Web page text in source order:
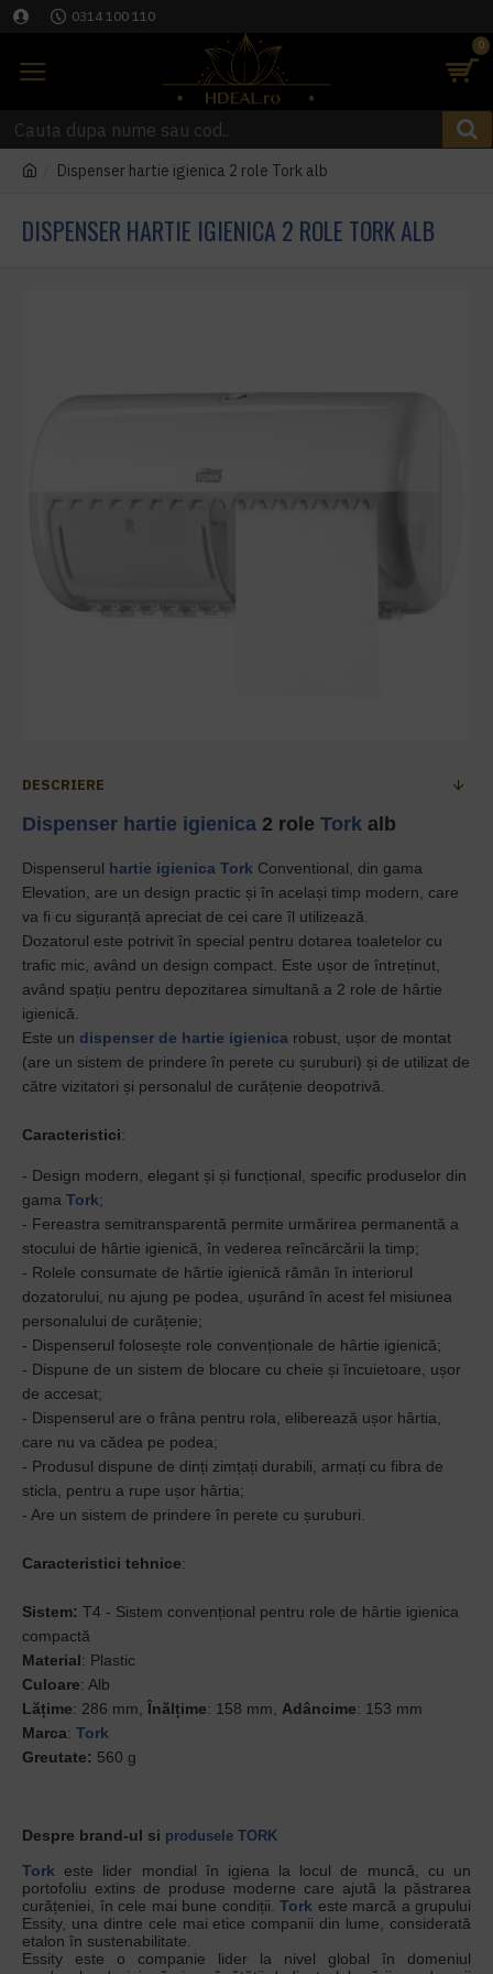
0314 100 110
0
Dispenser hartie igienica 2 role Tork alb
DISPENSER HARTIE IGIENICA 2 ROLE TORK ALB
DESCRIERE
Dispenser hartie igienica 2 role Tork alb
Dispenserul hartie igienica Tork Conventional, din gama
Elevation, are un design practic și în același timp modern, care
va fi cu siguranță apreciat de cei care îl utilizează.
Dozatorul este potrivit în special pentru dotarea toaletelor cu
trafic mic, având un design compact. Este ușor de întreținut,
având spațiu pentru depozitarea simultană a 2 role de hârtie
igienică.
Este un dispenser de hartie igienica robust, ușor de montat
(are un sistem de prindere în perete cu șuruburi) și de utilizat de
către vizitatori și personalul de curățenie deopotrivă.
Caracteristici:
- Design modern, elegant și și funcțional, specific produselor din
gama Tork;
- Fereastra semitransparentă permite urmărirea permanentă a
stocului de hârtie igienică, în vederea reîncărcării la timp;
- Rolele consumate de hârtie igienică rămân în interiorul
dozatorului, nu ajung pe podea, ușurând în acest fel misiunea
personalului de curățenie;
- Dispenserul folosește role convenționale de hârtie igienică;
- Dispune de un sistem de blocare cu cheie și încuietoare, ușor
de accesat;
- Dispenserul are o frâna pentru rola, eliberează ușor hârtia,
care nu va cădea pe podea;
- Produsul dispune de dinți zimțați durabili, armați cu fibra de
sticla, pentru a rupe ușor hârtia;
- Are un sistem de prindere în perete cu șuruburi.
Caracteristici tehnice:
Sistem: T4 - Sistem convențional pentru role de hârtie igienica
compactă
Material: Plastic
Culoare: Alb
Lățime: 286 mm, Înălțime: 158 mm, Adâncime: 153 mm
Marca: Tork
Greutate: 560 g
Despre brand-ul si produsele TORK
Tork este lider mondial în igiena la locul de muncă, cu un
portofoliu extins de produse moderne care ajută la păstrarea
curățeniei, în cele mai bune condiții. Tork este marcă a grupului
Essity, una dintre cele mai etice companii din lume, considerată
etalon în sustenabilitate.
Essity este o companie lider la nivel global în domeniul